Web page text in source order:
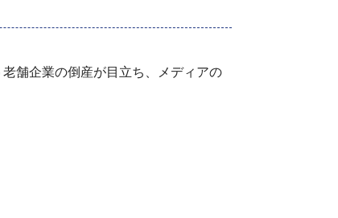
舗企業の倒産が目立ち、メディアの